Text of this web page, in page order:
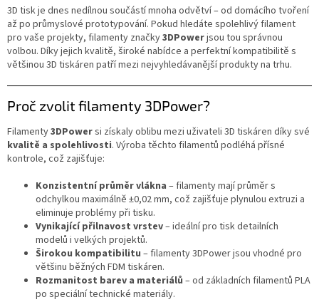
Resiny
Doplňky
a
náhradní
díly
Nejlepší
ceny
🔥
Novinky
🔥
Zakázková
výroba
Články
Slovníček
pojmů
3D tisk je dnes nedílnou součástí mnoha odvětví – od domácího tvoření
až po průmyslové prototypování. Pokud hledáte spolehlivý filament
pro vaše projekty, filamenty značky3DPowerjsou tou správnou
volbou. Díky jejich kvalitě, široké nabídce a perfektní kompatibilitě s
většinou 3D tiskáren patří mezi nejvyhledávanější produkty na trhu.
Proč zvolit filamenty 3DPower?
Filamenty3DPowersi získaly oblibu mezi uživateli 3D tiskáren díky své
kvalitě a spolehlivosti. Výroba těchto filamentů podléhá přísné
kontrole, což zajišťuje:
Konzistentní průměr vlákna – filamenty mají průměr s
odchylkou maximálně ±0,02 mm, což zajišťuje plynulou extruzi a
eliminuje problémy při tisku.
Vynikající přilnavost vrstev– ideální pro tisk detailních
modelů i velkých projektů.
Širokou kompatibilitu – filamenty 3DPower jsou vhodné pro
většinu běžných FDM tiskáren.
Rozmanitost barev a materiálů – od základních filamentů PLA
po speciální technické materiály.